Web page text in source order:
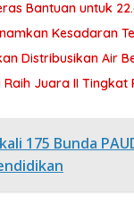
Bantuan untuk
Kesadaran
Distribusikan Air
Juara II Tingkat
175 Bunda